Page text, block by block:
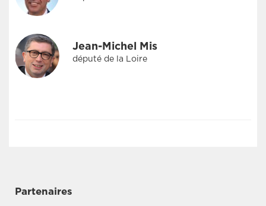
Jean-Michel Mis
député de la Loire
Partenaires